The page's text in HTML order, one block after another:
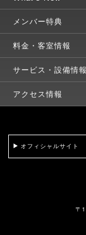
メンバー特典
料金・客室情報
サービス・設備情報
アクセス情報
オフィシャルサイト
〒